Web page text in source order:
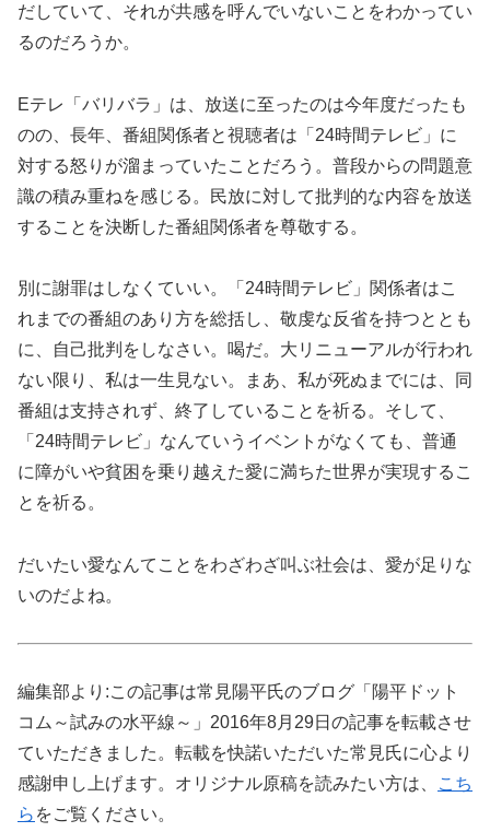
だしていて、それが共感を呼んでいないことをわかってい
るのだろうか。
Eテレ「バリバラ」は、放送に至ったのは今年度だったも
のの、長年、番組関係者と視聴者は「24時間テレビ」に
対する怒りが溜まっていたことだろう。普段からの問題意
識の積み重ねを感じる。民放に対して批判的な内容を放送
することを決断した番組関係者を尊敬する。
別に謝罪はしなくていい。「24時間テレビ」関係者はこ
れまでの番組のあり方を総括し、敬虔な反省を持つととも
に、自己批判をしなさい。喝だ。大リニューアルが行われ
ない限り、私は一生見ない。まあ、私が死ぬまでには、同
番組は支持されず、終了していることを祈る。そして、
「24時間テレビ」なんていうイベントがなくても、普通
に障がいや貧困を乗り越えた愛に満ちた世界が実現するこ
とを祈る。
だいたい愛なんてことをわざわざ叫ぶ社会は、愛が足りな
いのだよね。
編集部より:この記事は常見陽平氏のブログ「陽平ドット
コム～試みの水平線～」2016年8月29日の記事を転載させ
ていただきました。転載を快諾いただいた常見氏に心より
感謝申し上げます。オリジナル原稿を読みたい方は、
こち
ら をご覧ください。